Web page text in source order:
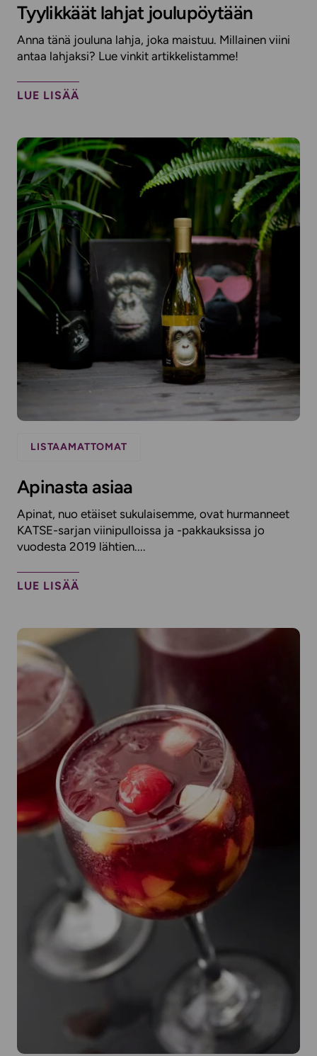
Tyylikkäät lahjat joulupöytään
Anna tänä jouluna lahja, joka maistuu. Millainen viini
antaa lahjaksi? Lue vinkit artikkelistamme!
LUE LISÄÄ
LISTAAMATTOMAT
Apinasta asiaa
Apinat, nuo etäiset sukulaisemme, ovat hurmanneet
KATSE-sarjan viinipulloissa ja -pakkauksissa jo
vuodesta 2019 lähtien....
LUE LISÄÄ